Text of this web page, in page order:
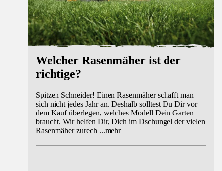
Welcher Rasenmäher ist der
richtige?
Spitzen Schneider! Einen Rasenmäher schafft man
sich nicht jedes Jahr an. Deshalb solltest Du Dir vor
dem Kauf überlegen, welches Modell Dein Garten
braucht. Wir helfen Dir, Dich im Dschungel der vielen
Rasenmäher zurech ...mehr